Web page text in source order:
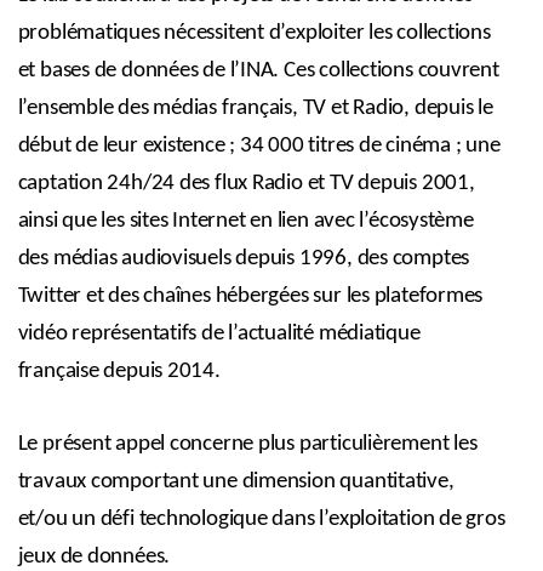
problématiques nécessitent d’exploiter les collections
et bases de données de l’INA. Ces collections couvrent
l’ensemble des médias français, TV et Radio, depuis le
début de leur existence ; 34 000 titres de cinéma ; une
captation 24h/24 des flux Radio et TV depuis 2001,
ainsi que les sites Internet en lien avec l’écosystème
des médias audiovisuels depuis 1996, des comptes
Twitter et des chaînes hébergées sur les plateformes
vidéo représentatifs de l’actualité médiatique
française depuis 2014.
Le présent appel concerne plus particulièrement les
travaux comportant une dimension quantitative,
et/ou un défi technologique dans l’exploitation de gros
jeux de données.